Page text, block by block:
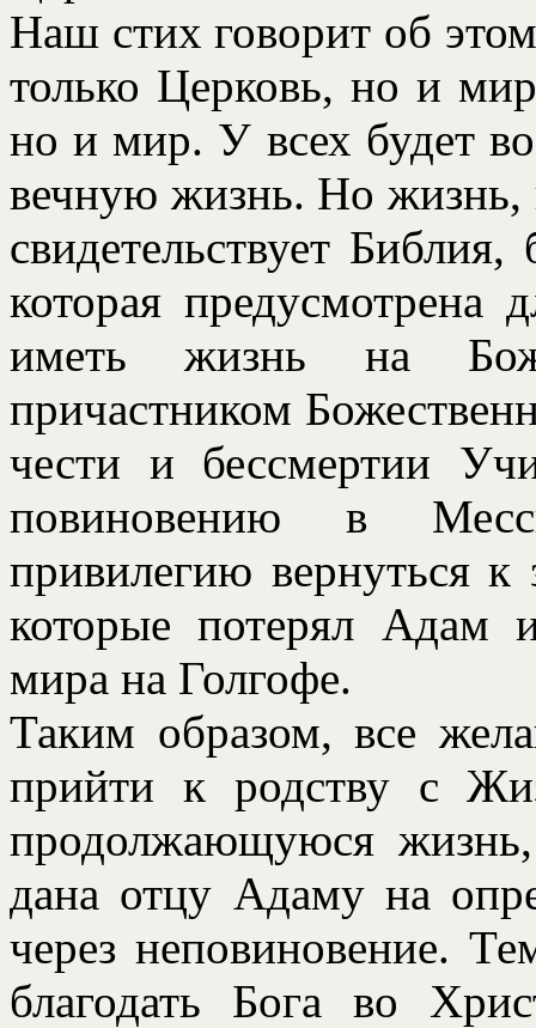
Наш стих говорит об
только Церковь, но и
но и мир. У всех будет
вечную жизнь. Но жизнь,
свидетельствует
которая предусмотрена
иметь жизнь на
причастником
чести и бессмертии
повиновению в
привилегию вернуться
которые потерял Адам
мира на Голгофе.
Таким образом, все
прийти к родству с
продолжающуюся
дана отцу Адаму на
через неповиновение.
благодать Бога во